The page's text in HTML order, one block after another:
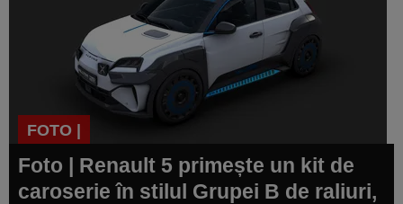
FOTO |
Foto | Renault 5 primește un kit de
caroserie în stilul Grupei B de raliuri,